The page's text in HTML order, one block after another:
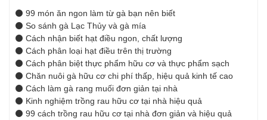
99 món ăn ngon làm từ gà bạn nên biết
So sánh gà Lạc Thủy và gà mía
Cách nhận biết hạt điều ngon, chất lượng
Cách phân loại hạt điều trên thị trường
Cách phân biệt thực phẩm hữu cơ và thực phẩm sạch
Chăn nuôi gà hữu cơ chi phí thấp, hiệu quả kinh tế cao
Cách làm gà rang muối đơn giản tại nhà
Kinh nghiệm trồng rau hữu cơ tại nhà hiệu quả
99 cách trồng rau hữu cơ tại nhà đơn giản và hiệu quả